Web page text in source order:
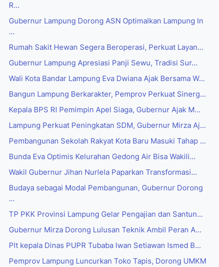
R...
Gubernur Lampung Dorong ASN Optimalkan Lampung In
...
Rumah Sakit Hewan Segera Beroperasi, Perkuat Layan...
Gubernur Lampung Apresiasi Panji Sewu, Tradisi Sur...
Wali Kota Bandar Lampung Eva Dwiana Ajak Bersama W...
Bangun Lampung Berkarakter, Pemprov Perkuat Sinerg...
Kepala BPS RI Pemimpin Apel Siaga, Gubernur Ajak M...
Lampung Perkuat Peningkatan SDM, Gubernur Mirza Aj...
Pembangunan Sekolah Rakyat Kota Baru Masuki Tahap ...
Bunda Eva Optimis Kelurahan Gedong Air Bisa Wakili...
Wakil Gubernur Jihan Nurlela Paparkan Transformasi...
Budaya sebagai Modal Pembangunan, Gubernur Dorong
...
TP PKK Provinsi Lampung Gelar Pengajian dan Santun...
Gubernur Mirza Dorong Lulusan Teknik Ambil Peran A...
Plt kepala Dinas PUPR Tubaba Iwan Setiawan Ismed B...
Pemprov Lampung Luncurkan Toko Tapis, Dorong UMKM